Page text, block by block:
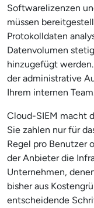
Softwarelizenzen
müssen
Protokolldaten
Datenvolumen
hinzugefügt
der administrative
Ihrem internen
Cloud-SIEM macht
Sie zahlen nur für
Regel pro Benutzer
der Anbieter die
Unternehmen,
bisher aus
entscheidende